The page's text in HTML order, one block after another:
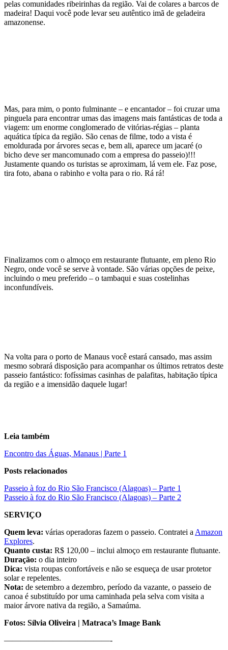
pelas comunidades ribeirinhas da região. Vai de colares a barcos de
madeira! Daqui você pode levar seu autêntico imã de geladeira
amazonense.
Mas, para mim, o ponto fulminante – e encantador – foi cruzar uma
pinguela para encontrar umas das imagens mais fantásticas de toda a
viagem: um enorme conglomerado de vitórias-régias – planta
aquática típica da região. São cenas de filme, todo a vista é
emoldurada por árvores secas e, bem ali, aparece um jacaré (o
bicho deve ser mancomunado com a empresa do passeio)!!!
Justamente quando os turistas se aproximam, lá vem ele. Faz pose,
tira foto, abana o rabinho e volta para o rio. Rá rá!
Finalizamos com o almoço em restaurante flutuante, em pleno Rio
Negro, onde você se serve à vontade. São várias opções de peixe,
incluindo o meu preferido – o tambaqui e suas costelinhas
inconfundíveis.
Na volta para o porto de Manaus você estará cansado, mas assim
mesmo sobrará disposição para acompanhar os últimos retratos deste
passeio fantástico: fofíssimas casinhas de palafitas, habitação típica
da região e a imensidão daquele lugar!
Leia também
Encontro das Águas, Manaus | Parte 1
Posts relacionados
Passeio à foz do Rio São Francisco (Alagoas) – Parte 1
Passeio à foz do Rio São Francisco (Alagoas) – Parte 2
SERVIÇO
Quem leva: várias operadoras fazem o passeio. Contratei a Amazon
Explores.
Quanto custa: R$ 120,00 – inclui almoço em restaurante flutuante.
Duração: o dia inteiro
Dica: vista roupas confortáveis e não se esqueça de usar protetor
solar e repelentes.
Nota: de setembro a dezembro, período da vazante, o passeio de
canoa é substituído por uma caminhada pela selva com visita a
maior árvore nativa da região, a Samaúma.
Fotos: Sílvia Oliveira | Matraca’s Image Bank
—————————————-